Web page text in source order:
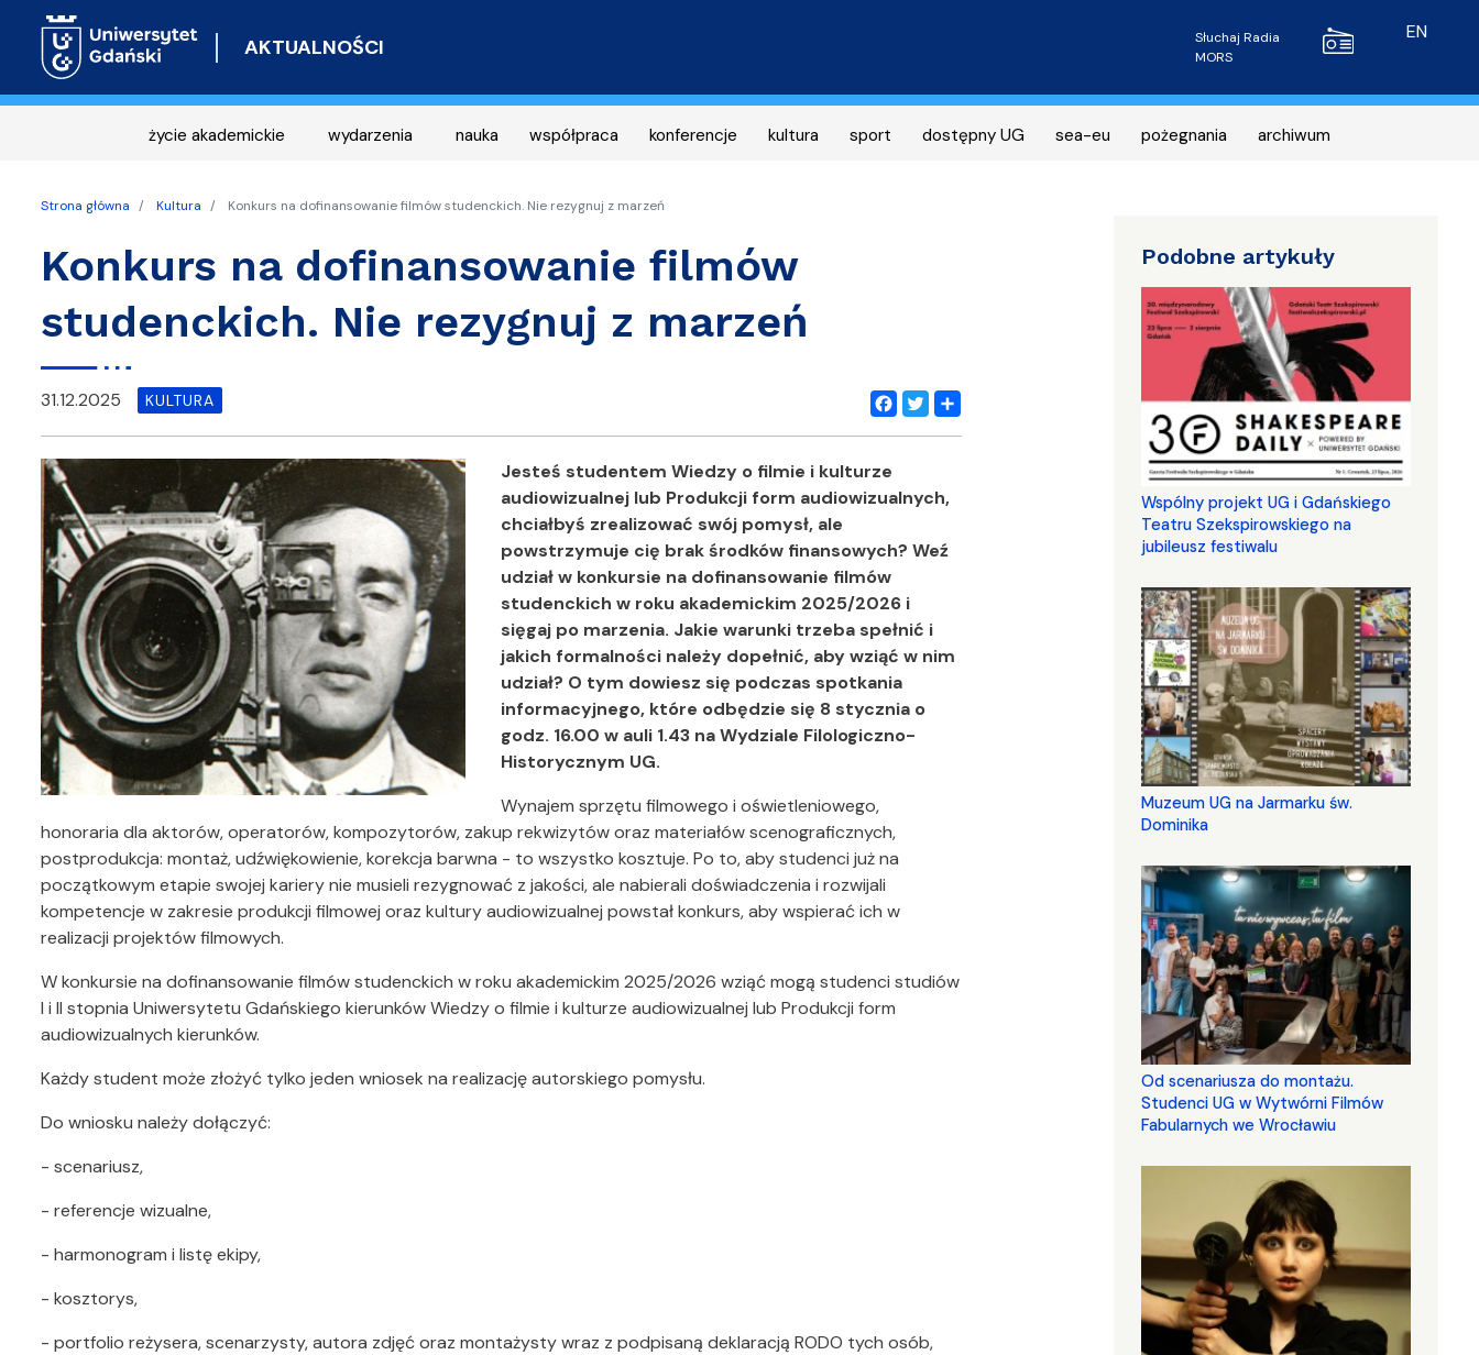
AKTUALNOŚCI Radio MORS
Słuchaj Radia
MORS
EN
życie akademickie wydarzenia nauka współpraca konferencje kultura sport dostępny UG sea-eu pożegnania archiwum
Strona główna Kultura Konkurs na dofinansowanie filmów studenckich. Nie rezygnuj z marzeń
Konkurs na dofinansowanie filmów
studenckich. Nie rezygnuj z marzeń
Facebook
Twitter
Share
31.12.2025 KULTURA
Jesteś studentem Wiedzy o filmie i kulturze
audiowizualnej lub Produkcji form audiowizualnych,
chciałbyś zrealizować swój pomysł, ale
powstrzymuje cię brak środków finansowych? Weź
udział w konkursie na dofinansowanie filmów
studenckich w roku akademickim 2025/2026 i
sięgaj po marzenia. Jakie warunki trzeba spełnić i
jakich formalności należy dopełnić, aby wziąć w nim
udział? O tym dowiesz się podczas spotkania
informacyjnego, które odbędzie się 8 stycznia o
godz. 16.00 w auli 1.43 na Wydziale Filologiczno-
Historycznym UG.
Wynajem sprzętu filmowego i oświetleniowego,
honoraria dla aktorów, operatorów, kompozytorów, zakup rekwizytów oraz materiałów scenograficznych,
postprodukcja: montaż, udźwiękowienie, korekcja barwna - to wszystko kosztuje. Po to, aby studenci już na
początkowym etapie swojej kariery nie musieli rezygnować z jakości, ale nabierali doświadczenia i rozwijali
kompetencje w zakresie produkcji filmowej oraz kultury audiowizualnej powstał konkurs, aby wspierać ich w
realizacji projektów filmowych.
W konkursie na dofinansowanie filmów studenckich w roku akademickim 2025/2026 wziąć mogą studenci studiów
I i II stopnia Uniwersytetu Gdańskiego kierunków Wiedzy o filmie i kulturze audiowizualnej lub Produkcji form
audiowizualnych kierunków.
Każdy student może złożyć tylko jeden wniosek na realizację autorskiego pomysłu.
Do wniosku należy dołączyć:
- scenariusz,
- referencje wizualne,
- harmonogram i listę ekipy,
- kosztorys,
- portfolio reżysera, scenarzysty, autora zdjęć oraz montażysty wraz z podpisaną deklaracją RODO tych osób,
Podobne artykuły
Wspólny projekt UG i Gdańskiego
Teatru Szekspirowskiego na
jubileusz festiwalu
Muzeum UG na Jarmarku św.
Dominika
Od scenariusza do montażu.
Studenci UG w Wytwórni Filmów
Fabularnych we Wrocławiu